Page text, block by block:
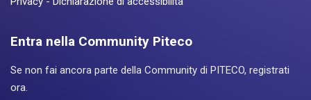
Entra nella Community Piteco
Se non fai ancora parte della Community di PITECO, registrati
ora.